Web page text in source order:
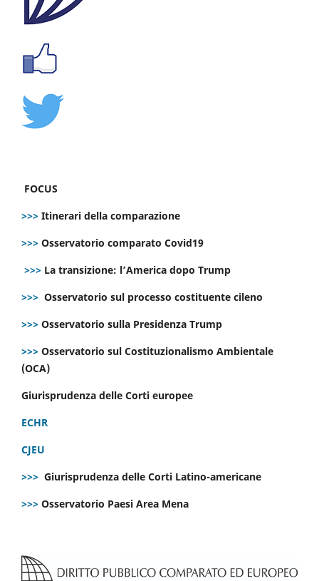
FOCUS
>>> Itinerari della comparazione
>>> Osservatorio comparato Covid19
>>> La transizione: l’America dopo Trump
>>> Osservatorio sul processo costituente cileno
>>> Osservatorio sulla Presidenza Trump
>>> Osservatorio sul Costituzionalismo Ambientale
(OCA)
Giurisprudenza delle Corti europee
ECHR
CJEU
>>> Giurisprudenza delle Corti Latino-americane
>>> Osservatorio Paesi Area Mena